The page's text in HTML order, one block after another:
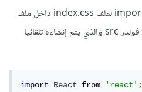
9- الخطوة الأخيره تأكد من عمل import لملف index.css داخل ملف
ال index.js الموجود أيضا داخل فولدر src والذي يتم إنشاءه تلقائيا
import React from 'react';